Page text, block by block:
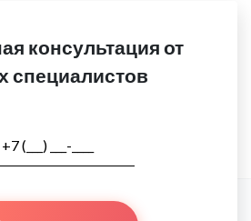
консультация от
специалистов